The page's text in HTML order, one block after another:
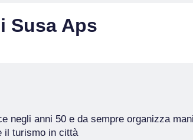
Susa Aps
negli anni 50 e da sempre organizza
il turismo in città